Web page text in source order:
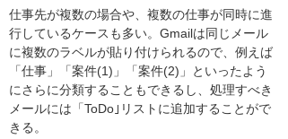
仕事先が複数の場合や、複数の仕事が同時に進
行しているケースも多い。Gmailは同じメール
に複数のラベルが貼り付けられるので、例えば
「仕事」「案件(1)」「案件(2)」といったよう
にさらに分類することもできるし、処理すべき
メールには「ToDo｣リストに追加することがで
きる。